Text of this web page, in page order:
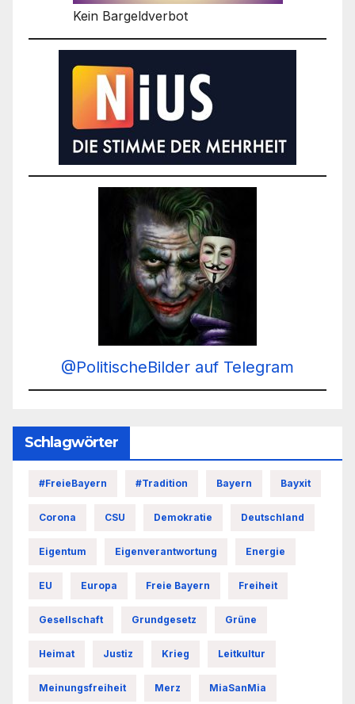
Kein Bargeldverbot
@PolitischeBilder auf Telegram
Schlagwörter
#FreieBayern #Tradition Bayern Bayxit
Corona CSU Demokratie Deutschland
Eigentum Eigenverantwortung Energie
EU Europa Freie Bayern Freiheit
Gesellschaft Grundgesetz Grüne
Heimat Justiz Krieg Leitkultur
Meinungsfreiheit Merz MiaSanMia